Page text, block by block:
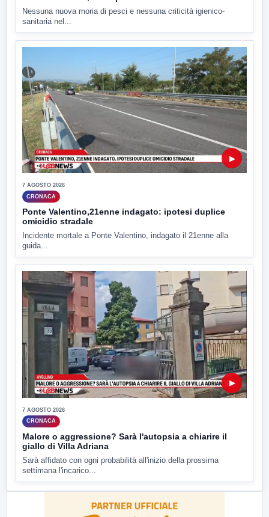
Nessuna nuova moria di pesci e nessuna criticità igienico-
sanitaria nel...
▶
7 AGOSTO 2026
CRONACA
Ponte Valentino,21enne indagato: ipotesi duplice
omicidio stradale
Incidente mortale a Ponte Valentino, indagato il 21enne alla
guida...
▶
7 AGOSTO 2026
CRONACA
Malore o aggressione? Sarà l'autopsia a chiarire il
giallo di Villa Adriana
Sarà affidato con ogni probabilità all'inizio della prossima
settimana l'incarico...